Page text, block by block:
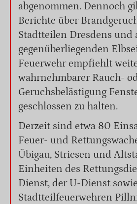
abgenommen. Dennoch
Berichte über
Stadtteilen Dresdens und
gegenüberliegenden
Feuerwehr empfiehlt
wahrnehmbarer Rauch-
Geruchsbelästigung
geschlossen zu halten.
Derzeit sind etwa 80
Feuer- und
Übigau, Striesen und
Einheiten des
Dienst, der U-Dienst
Stadtteilfeuerwehren